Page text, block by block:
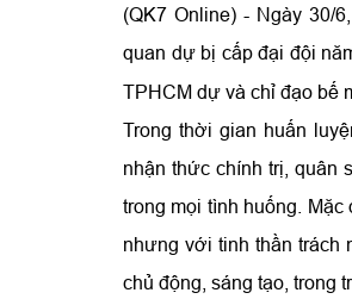
(QK7 Online) - Ngày 30/
quan dự bị cấp đại đội
TPHCM dự và chỉ đạo bế
Trong thời gian huấn
nhận thức chính trị, quân
trong mọi tình huống.
nhưng với tinh thần trách
chủ động, sáng tạo, trong